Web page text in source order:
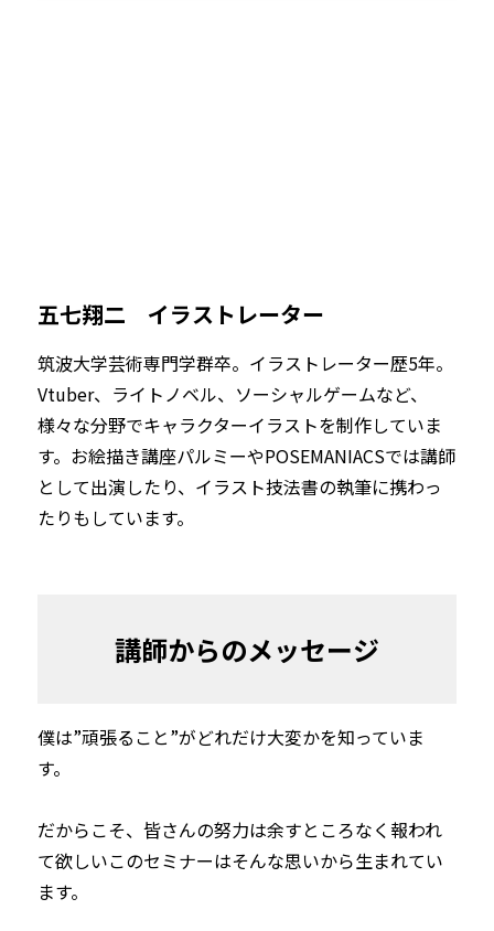
五七翔二　イラストレーター
筑波大学芸術専門学群卒。イラストレーター歴5年。
Vtuber、ライトノベル、ソーシャルゲームなど、
様々な分野でキャラクターイラストを制作していま
す。お絵描き講座パルミーやPOSEMANIACSでは講師
として出演したり、イラスト技法書の執筆に携わっ
たりもしています。
講師からのメッセージ
僕は”頑張ること”がどれだけ大変かを知っていま
す。
だからこそ、皆さんの努力は余すところなく報われ
て欲しい――このセミナーはそんな思いから生まれてい
ます。